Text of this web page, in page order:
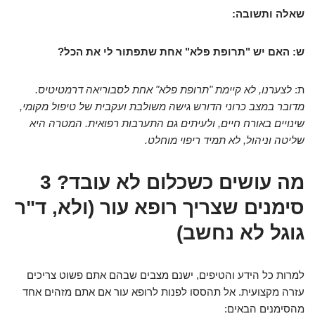
שאלה ותשובה:
ש: האם יש "תרופת פלא" אחת שתפתור לי את הכל?
ת: לצערנו, לא קיימת "תרופת פלא" אחת לסבוריאה דרמטיטיס.
מדובר במצב כרוני הדורש גישה משולבת ועקבית של טיפול מקומי,
שינויים באורח חיים, ולעיתים גם התערבות רפואית. המטרה היא
שליטה וניהול, לא תמיד ריפוי מוחלט.
מה עושים כשכלום לא עובד? 3
סימנים שצריך רופא עור (ולא, ד"ר
גוגל לא נחשב)
למרות כל הידע והטיפים, ישנם מצבים שבהם אתם פשוט צריכים
עזרה מקצועית. אל תהססו לפנות לרופא עור אם אתם מזהים אחד
מהסימנים הבאים: